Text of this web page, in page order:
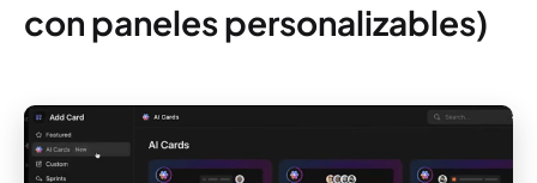
con paneles personalizables)